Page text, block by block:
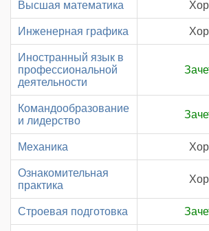
Высшая математика Хор
Инженерная графика Хор
Иностранный язык в
профессиональной
деятельности
Командообразование
и лидерство
Механика Хор
Ознакомительная
практика
Хор
Строевая подготовка